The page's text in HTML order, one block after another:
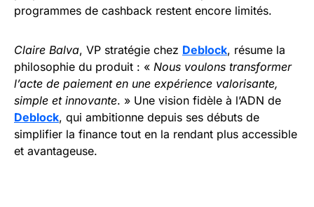
programmes de cashback restent encore limités.
Claire Balva, VP stratégie chez Deblock, résume la
philosophie du produit : « Nous voulons transformer
l’acte de paiement en une expérience valorisante,
simple et innovante. » Une vision fidèle à l’ADN de
Deblock, qui ambitionne depuis ses débuts de
simplifier la finance tout en la rendant plus accessible
et avantageuse.